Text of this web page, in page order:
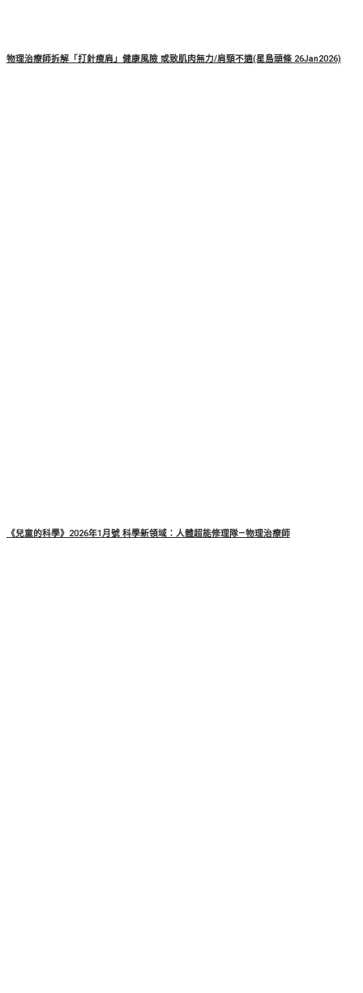
物理治療師拆解「打針瘦肩」健康風險 或致肌肉無力/肩頸不適(星島頭條 26Jan2026)
《兒童的科學》2026年1月號 科學新領域：人體超能修理隊—物理治療師